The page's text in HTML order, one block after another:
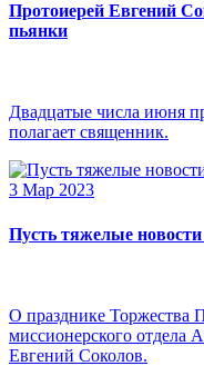
Протоиерей Евгений
пьянки
Двадцатые числа июня
полагает священник.
3 Мар 2023
Пусть тяжелые новости
О празднике Торжества
миссионерского отдела
Евгений Соколов.